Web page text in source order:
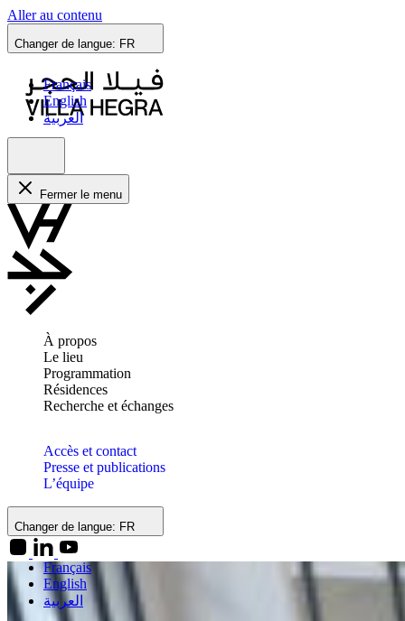
Aller au contenu
Changer de langue: FR
Français
English
العربية
Fermer le menu
À propos
Le lieu
Programmation
Résidences
Recherche et échanges
Accès et contact
Presse et publications
L’équipe
Changer de langue: FR
Français
English
العربية